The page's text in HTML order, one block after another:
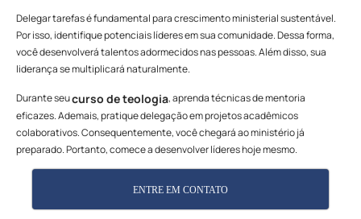
Delegar tarefas é fundamental para crescimento ministerial sustentável.
Por isso, identifique potenciais líderes em sua comunidade. Dessa forma,
você desenvolverá talentos adormecidos nas pessoas. Além disso, sua
liderança se multiplicará naturalmente.
Durante seucurso de teologia, aprenda técnicas de mentoria
eficazes. Ademais, pratique delegação em projetos acadêmicos
colaborativos. Consequentemente, você chegará ao ministério já
preparado. Portanto, comece a desenvolver líderes hoje mesmo.
ENTRE EM CONTATO